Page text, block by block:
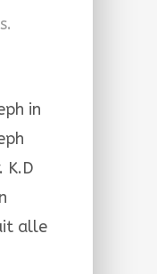
in
K.D
alle